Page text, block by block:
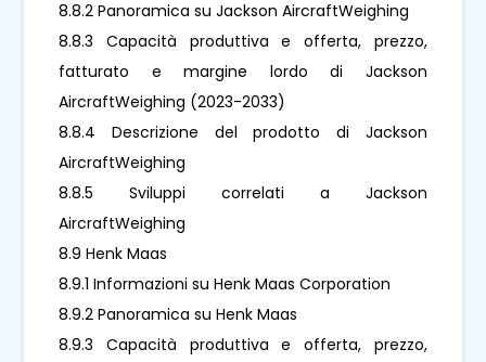
8.8.2 Panoramica su Jackson AircraftWeighing
8.8.3 Capacità produttiva e offerta, prezzo,
fatturato e margine lordo di Jackson
AircraftWeighing (2023-2033)
8.8.4 Descrizione del prodotto di Jackson
AircraftWeighing
8.8.5 Sviluppi correlati a Jackson
AircraftWeighing
8.9 Henk Maas
8.9.1 Informazioni su Henk Maas Corporation
8.9.2 Panoramica su Henk Maas
8.9.3 Capacità produttiva e offerta, prezzo,